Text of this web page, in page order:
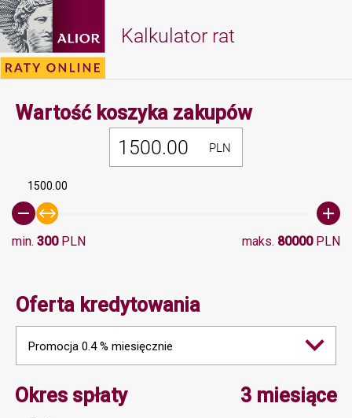
Kalkulator rat
Wartość koszyka zakupówMinimalna
PLN
1500.00
min. 300PLN maks. 80000PLN
Oferta kredytowania
Promocja 0.4 % miesięcznie
Okres spłatyMinimalna wartość 3,
3 miesiące